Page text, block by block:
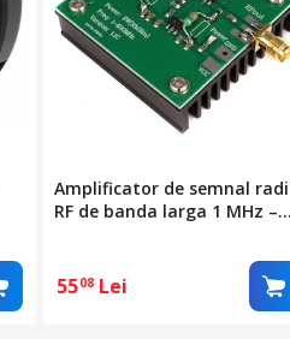
Amplificator de semnal
RF de banda larga 1 MHz –
5508 Lei